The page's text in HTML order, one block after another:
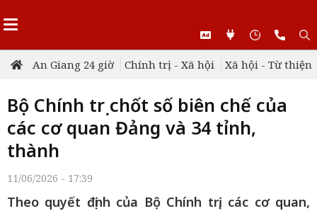
An Giang 24 giờ Chính trị - Xã hội Xã hội - Từ thiện
Bộ Chính trị chốt số biên chế của
các cơ quan Đảng và 34 tỉnh,
thành
11/06/2026 - 17:39
Theo quyết định của Bộ Chính trị, các cơ quan,